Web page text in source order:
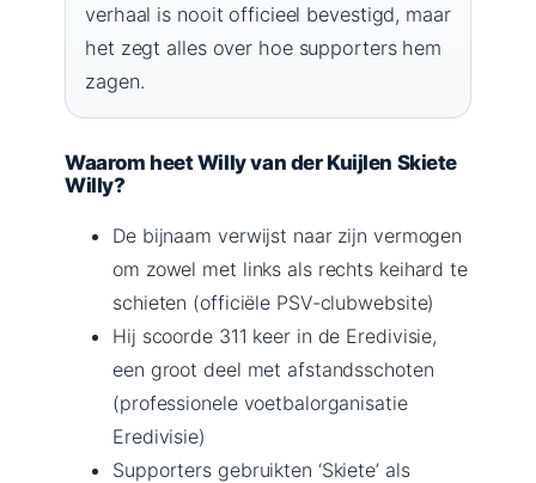
verhaal is nooit officieel bevestigd, maar
het zegt alles over hoe supporters hem
zagen.
Waarom heet Willy van der Kuijlen Skiete
Willy?
De bijnaam verwijst naar zijn vermogen
om zowel met links als rechts keihard te
schieten (officiële PSV-clubwebsite)
Hij scoorde 311 keer in de Eredivisie,
een groot deel met afstandsschoten
(professionele voetbalorganisatie
Eredivisie)
Supporters gebruikten ‘Skiete’ als